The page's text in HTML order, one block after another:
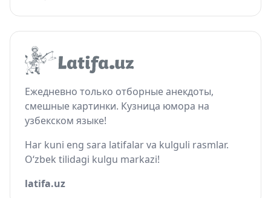
Ежедневно только отборные анекдоты,
смешные картинки. Кузница юмора на
узбекском языке!
Har kuni eng sara latifalar va kulguli rasmlar.
O‘zbek tilidagi kulgu markazi!
latifa.uz